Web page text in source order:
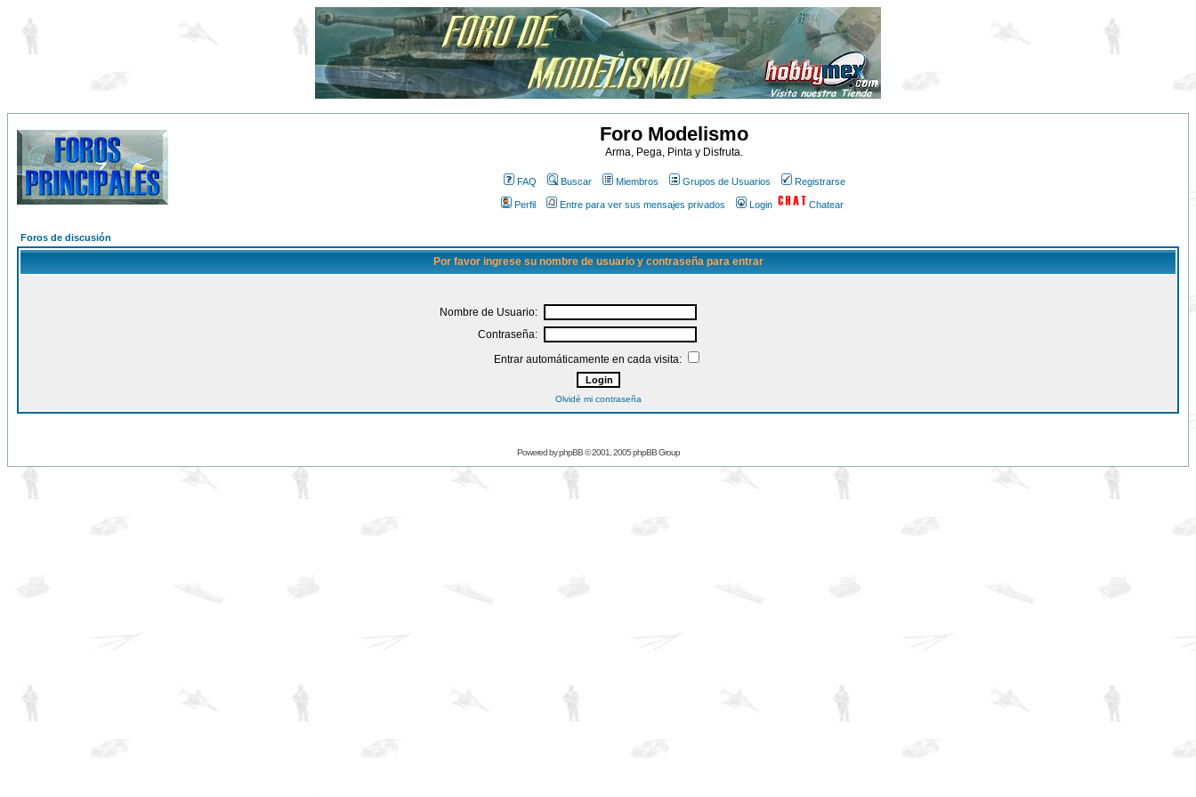
Foro Modelismo
Arma, Pega, Pinta y Disfruta.
FAQ Buscar Miembros Grupos de Usuarios Registrarse
Perfil Entre para ver sus mensajes privados Login Chatear
Foros de discusión
Por favor ingrese su nombre de usuario y contraseña para entrar
Nombre de Usuario:
Contraseña:
Entrar automáticamente en cada visita:
Olvidé mi contraseña
Powered byphpBB© 2001, 2005 phpBB Group